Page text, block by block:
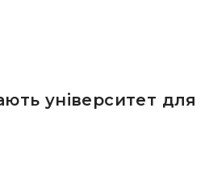
університет для